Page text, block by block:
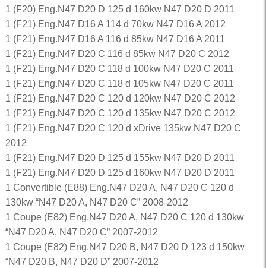
1 (F20) Eng.N47 D20 D 125 d 160kw N47 D20 D 2011
1 (F21) Eng.N47 D16 A 114 d 70kw N47 D16 A 2012
1 (F21) Eng.N47 D16 A 116 d 85kw N47 D16 A 2011
1 (F21) Eng.N47 D20 C 116 d 85kw N47 D20 C 2012
1 (F21) Eng.N47 D20 C 118 d 100kw N47 D20 C 2011
1 (F21) Eng.N47 D20 C 118 d 105kw N47 D20 C 2011
1 (F21) Eng.N47 D20 C 120 d 120kw N47 D20 C 2012
1 (F21) Eng.N47 D20 C 120 d 135kw N47 D20 C 2012
1 (F21) Eng.N47 D20 C 120 d xDrive 135kw N47 D20 C
2012
1 (F21) Eng.N47 D20 D 125 d 155kw N47 D20 D 2011
1 (F21) Eng.N47 D20 D 125 d 160kw N47 D20 D 2011
1 Convertible (E88) Eng.N47 D20 A, N47 D20 C 120 d
130kw “N47 D20 A, N47 D20 C” 2008-2012
1 Coupe (E82) Eng.N47 D20 A, N47 D20 C 120 d 130kw
“N47 D20 A, N47 D20 C” 2007-2012
1 Coupe (E82) Eng.N47 D20 B, N47 D20 D 123 d 150kw
“N47 D20 B, N47 D20 D” 2007-2012